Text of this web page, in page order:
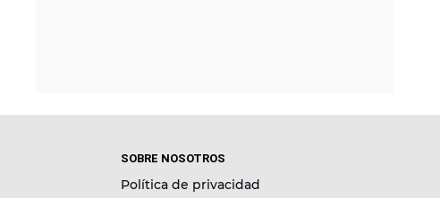
SOBRE NOSOTROS
Política de privacidad